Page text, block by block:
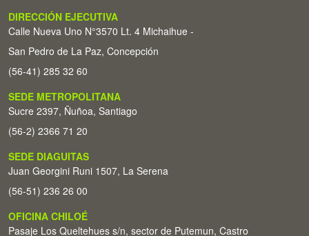
DIRECCIÓN EJECUTIVA
Calle Nueva Uno N°3570 Lt. 4 Michaihue -
San Pedro de La Paz, Concepción
(56-41) 285 32 60
SEDE METROPOLITANA
Sucre 2397, Ñuñoa, Santiago
(56-2) 2366 71 20
SEDE DIAGUITAS
Juan Georgini Runi 1507, La Serena
(56-51) 236 26 00
OFICINA CHILOÉ
Pasaje Los Queltehues s/n, sector de Putemun, Castro